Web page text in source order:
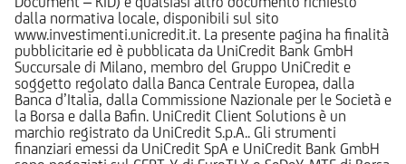
dalla normativa locale, disponibili sul sito
www.investimenti.unicredit.it. La presente pagina ha finalità
pubblicitarie ed è pubblicata da UniCredit Bank GmbH
Succursale di Milano, membro del Gruppo UniCredit e
soggetto regolato dalla Banca Centrale Europea, dalla
Banca d’Italia, dalla Commissione Nazionale per le Società e
la Borsa e dalla Bafin. UniCredit Client Solutions è un
marchio registrato da UniCredit S.p.A.. Gli strumenti
finanziari emessi da UniCredit SpA e UniCredit Bank GmbH